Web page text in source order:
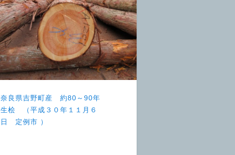
奈良県吉野町産 約80～90年
生桧 （平成３０年１１月６
日 定例市 ）